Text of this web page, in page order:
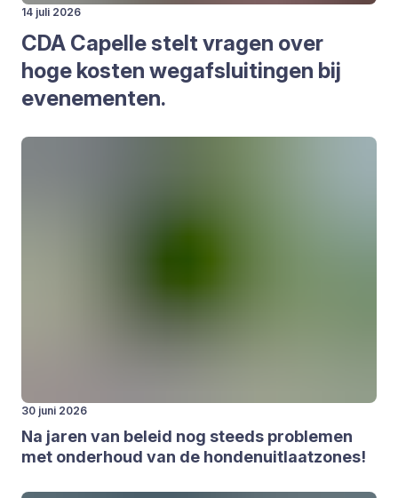
14 juli 2026
CDA Capel­le stelt vra­gen over
hoge kos­ten weg­af­slui­tin­gen bij
eve­ne­men­ten.
30 juni 2026
Na jaren van beleid nog steeds pro­ble­men
met onder­houd van de hon­den­uit­laat­zo­nes!